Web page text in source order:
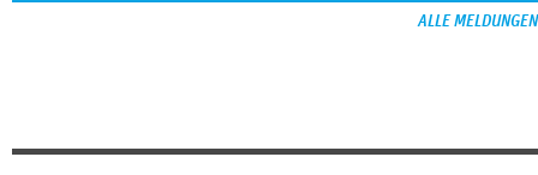
ALLE MELDUNGEN